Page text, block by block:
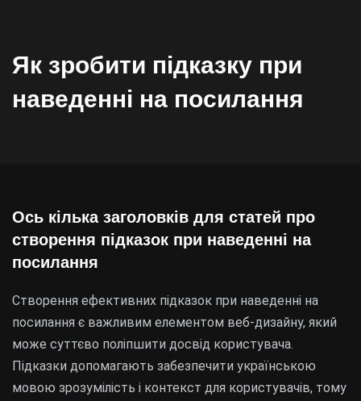
Як зробити підказку при
наведенні на посилання
Ось кілька заголовків для статей про
створення підказок при наведенні на
посилання
Створення ефективних підказок при наведенні на
посилання є важливим елементом веб-дизайну, який
може суттєво поліпшити досвід користувача.
Підказки допомагають забезпечити українською
мовою зрозумілість і контекст для користувачів, тому